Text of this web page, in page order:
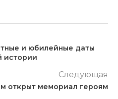
и юбилейные даты
истории
Следующая
открыт мемориал героям